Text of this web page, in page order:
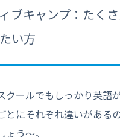
ブキャンプ：たく
い方
クールでもしっかり英語
とにそれぞれ違いがある
う〜。